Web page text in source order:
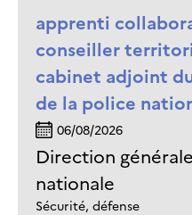
apprenti
conseiller
cabinet adjoint
de la police
06/08/2026
Direction
nationale
Sécurité, défense